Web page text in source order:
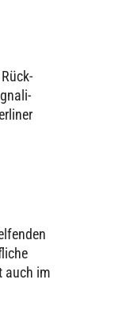
Rück­
auch im